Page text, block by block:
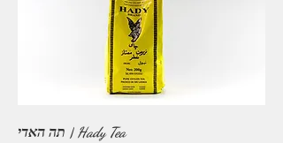
תה האדי | Hady Tea